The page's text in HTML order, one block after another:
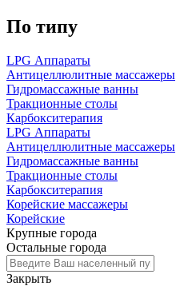
По типу
LPG Аппараты
Антицеллюлитные массажеры
Гидромассажные ванны
Тракционные столы
Карбокситерапия
LPG Аппараты
Антицеллюлитные массажеры
Гидромассажные ванны
Тракционные столы
Карбокситерапия
Корейские массажеры
Корейские
Крупные города
Остальные города
Закрыть